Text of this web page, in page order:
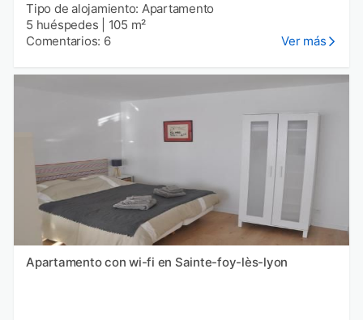
Tipo de alojamiento: Apartamento
5 huéspedes
105 m²
Comentarios: 6
Ver más
Apartamento con wi-fi en Sainte-foy-lès-lyon